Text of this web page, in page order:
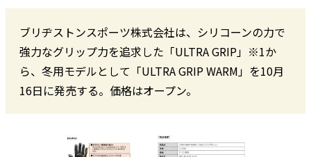
ブリヂストンスポーツ株式会社は、シリコーンの力で
強力なグリップ力を追求した「ULTRA GRIP」※1か
ら、冬用モデルとして「ULTRA GRIP WARM」を10月
16日に発売する。価格はオープン。